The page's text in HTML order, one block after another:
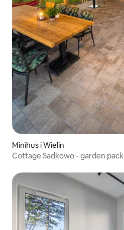
Minihus i Wielin
Cottage Sadkowo - garden pack